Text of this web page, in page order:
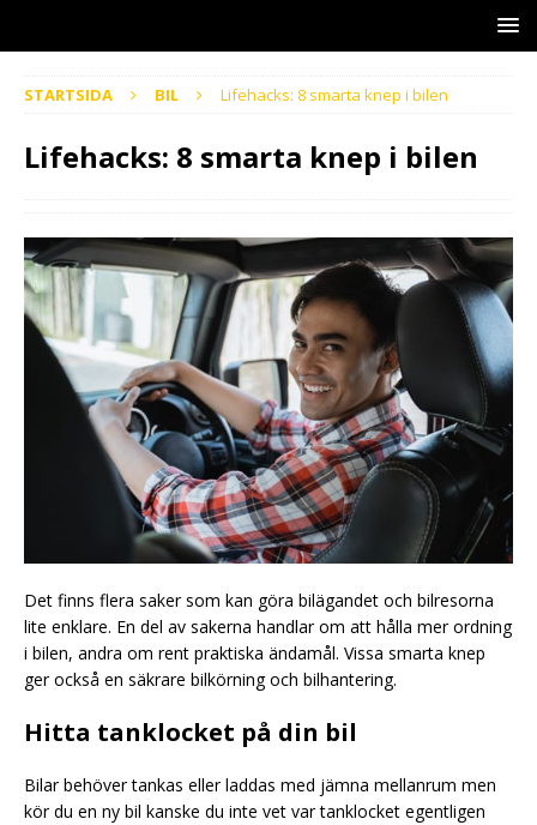
STARTSIDA BIL Lifehacks: 8 smarta knep i bilen
Lifehacks: 8 smarta knep i bilen
Det finns flera saker som kan göra bilägandet och bilresorna
lite enklare. En del av sakerna handlar om att hålla mer ordning
i bilen, andra om rent praktiska ändamål. Vissa smarta knep
ger också en säkrare bilkörning och bilhantering.
Hitta tanklocket på din bil
Bilar behöver tankas eller laddas med jämna mellanrum men
kör du en ny bil kanske du inte vet var tanklocket egentligen